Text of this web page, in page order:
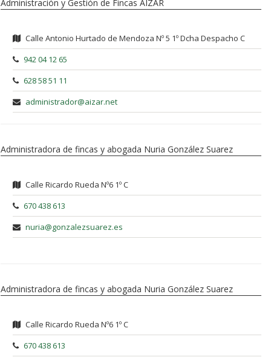
Administración y Gestión de Fincas AIZAR
Calle Antonio Hurtado de Mendoza Nº 5 1º Dcha Despacho C
942 04 12 65
628 58 51 11
administrador@aizar.net
Administradora de fincas y abogada Nuria González Suarez
Calle Ricardo Rueda Nº6 1º C
670 438 613
nuria@gonzalezsuarez.es
Administradora de fincas y abogada Nuria González Suarez
Calle Ricardo Rueda Nº6 1º C
670 438 613